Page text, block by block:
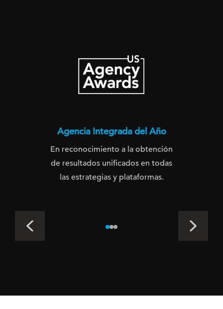
Agencia Integrada del Año
En reconocimiento a la obtención
de resultados unificados en todas
las estrategias y plataformas.